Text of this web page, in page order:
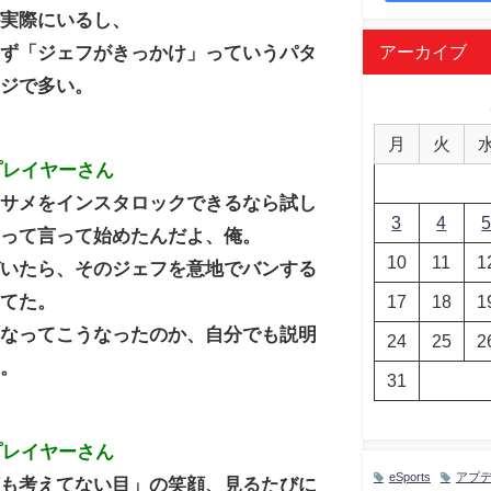
際にいるし、
「ジェフがきっかけ」っていうパタ
で多い。
イヤーさん
メをインスタロックできるなら試し
て言って始めたんだよ、俺。
たら、そのジェフを意地でバンする
た。
ってこうなったのか、自分でも説明
イヤーさん
考えてない目」の笑顔、見るたびに
アーカイブ
月 火
3 4 5
10 11
17 18
24 25
31
eSports アプデ